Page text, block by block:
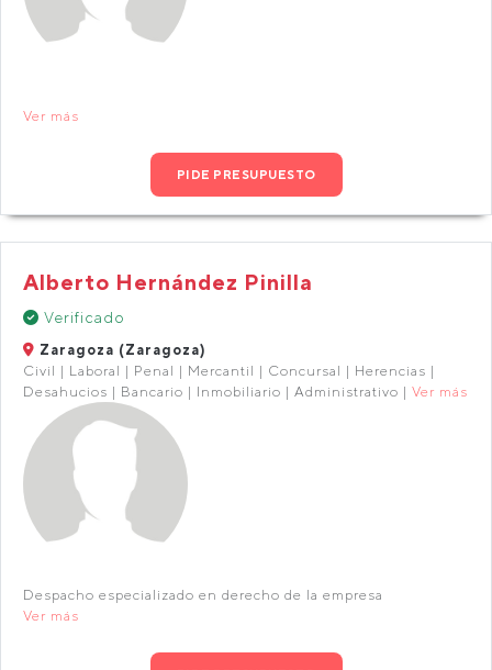
Ver más
PIDE PRESUPUESTO
Alberto Hernández Pinilla
Verificado
Zaragoza (Zaragoza)
Civil | Laboral | Penal | Mercantil | Concursal | Herencias |
Desahucios | Bancario | Inmobiliario | Administrativo | Ver más
Despacho especializado en derecho de la empresa
Ver más